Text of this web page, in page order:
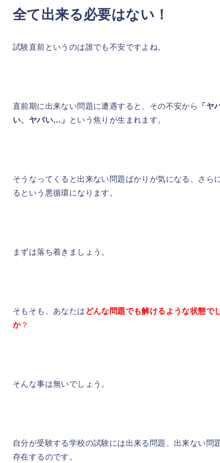
全て出来る必要はない！
試験直前というのは誰でも不安ですよね。
直前期に出来ない問題に遭遇すると、その不安から 「ヤ
い、ヤバい…」 という焦りが生まれます。
そうなってくると出来ない問題ばかりが気になる、さら
るという悪循環になります。
まずは落ち着きましょう。
そもそも、あなたはどんな問題でも解けるような状態で
か？
そんな事は無いでしょう。
自分が受験する学校の試験には出来る問題、出来ない問
存在するのです。